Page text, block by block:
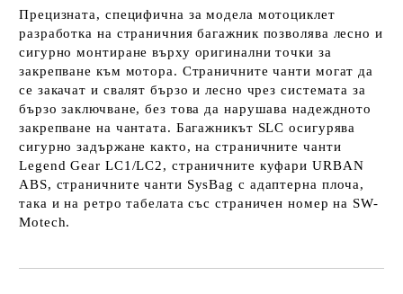
Прецизната, специфична за модела мотоциклет
разработка на страничния багажник позволява лесно и
сигурно монтиране върху оригинални точки за
закрепване към мотора. Страничните чанти могат да
се закачат и свалят бързо и лесно чрез системата за
бързо заключване, без това да нарушава надеждното
закрепване на чантата. Багажникът SLC осигурява
сигурно задържане както, на страничните чанти
Legend Gear LC1/LC2, страничните куфари URBAN
ABS, страничните чанти SysBag с адаптерна плоча,
така и на ретро табелата със страничен номер на SW-
Motech.